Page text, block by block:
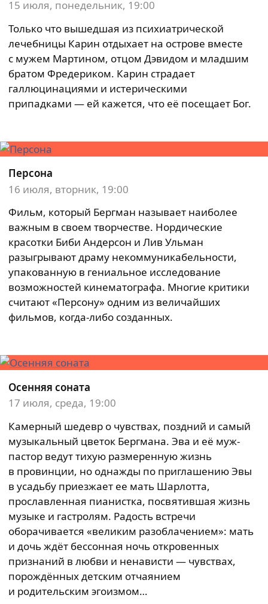
15 июля, понедельник, 19:00
Только что вышедшая из психиатрической
лечебницы Карин отдыхает на острове вместе
с мужем Мартином, отцом Дэвидом и младшим
братом Фредериком. Карин страдает
галлюцинациями и истерическими
припадками — ей кажется, что её посещает Бог.
Персона
16 июля, вторник, 19:00
Фильм, который Бергман называет наиболее
важным в своем творчестве. Нордические
красотки Биби Андерсон и Лив Ульман
разыгрывают драму некоммуникабельности,
упакованную в гениальное исследование
возможностей кинематографа. Многие критики
считают «Персону» одним из величайших
фильмов, когда-либо созданных.
Осенняя соната
17 июля, среда, 19:00
Камерный шедевр о чувствах, поздний и самый
музыкальный цветок Бергмана. Эва и её муж-
пастор ведут тихую размеренную жизнь
в провинции, но однажды по приглашению Эвы
в усадьбу приезжает ее мать Шарлотта,
прославленная пианистка, посвятившая жизнь
музыке и гастролям. Радость встречи
оборачивается «великим разоблачением»: мать
и дочь ждёт бессонная ночь откровенных
признаний в любви и ненависти — чувствах,
порождённых детским отчаянием
и родительским эгоизмом…